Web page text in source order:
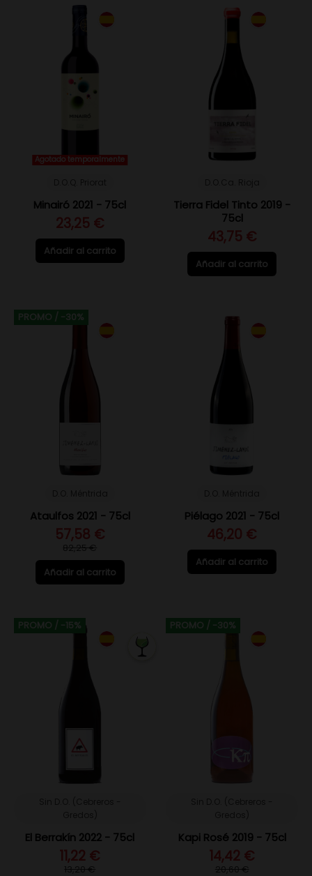
Agotado temporalmente
Minairó 2021 - 75cl
23,25 €
Añadir al carrito
Tierra Fidel Tinto 2019 -
75cl
43,75 €
Añadir al carrito
PROMO / -30%
Ataulfos 2021 - 75cl
57,58 €
82,25 €
Añadir al carrito
Piélago 2021 - 75cl
46,20 €
Añadir al carrito
PROMO / -15%
El Berrakín 2022 - 75cl
11,22 €
13,20 €
PROMO / -30%
Kapi Rosé 2019 - 75cl
14,42 €
20,60 €